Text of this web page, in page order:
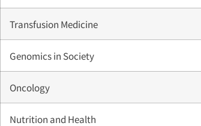
Transfusion Medicine
Genomics in Society
Oncology
Nutrition and Health